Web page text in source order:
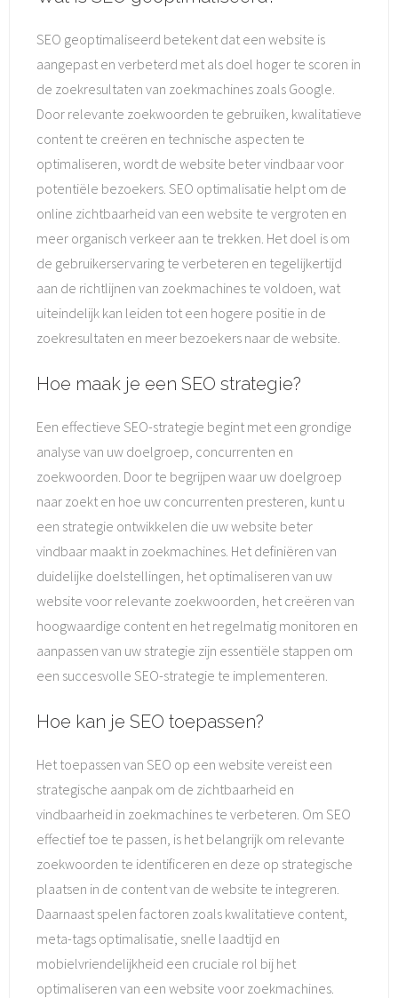
SEO geoptimaliseerd betekent dat een website is
aangepast en verbeterd met als doel hoger te scoren in
de zoekresultaten van zoekmachines zoals Google.
Door relevante zoekwoorden te gebruiken, kwalitatieve
content te creëren en technische aspecten te
optimaliseren, wordt de website beter vindbaar voor
potentiële bezoekers. SEO optimalisatie helpt om de
online zichtbaarheid van een website te vergroten en
meer organisch verkeer aan te trekken. Het doel is om
de gebruikerservaring te verbeteren en tegelijkertijd
aan de richtlijnen van zoekmachines te voldoen, wat
uiteindelijk kan leiden tot een hogere positie in de
zoekresultaten en meer bezoekers naar de website.
Hoe maak je een SEO strategie?
Een effectieve SEO-strategie begint met een grondige
analyse van uw doelgroep, concurrenten en
zoekwoorden. Door te begrijpen waar uw doelgroep
naar zoekt en hoe uw concurrenten presteren, kunt u
een strategie ontwikkelen die uw website beter
vindbaar maakt in zoekmachines. Het definiëren van
duidelijke doelstellingen, het optimaliseren van uw
website voor relevante zoekwoorden, het creëren van
hoogwaardige content en het regelmatig monitoren en
aanpassen van uw strategie zijn essentiële stappen om
een succesvolle SEO-strategie te implementeren.
Hoe kan je SEO toepassen?
Het toepassen van SEO op een website vereist een
strategische aanpak om de zichtbaarheid en
vindbaarheid in zoekmachines te verbeteren. Om SEO
effectief toe te passen, is het belangrijk om relevante
zoekwoorden te identificeren en deze op strategische
plaatsen in de content van de website te integreren.
Daarnaast spelen factoren zoals kwalitatieve content,
meta-tags optimalisatie, snelle laadtijd en
mobielvriendelijkheid een cruciale rol bij het
optimaliseren van een website voor zoekmachines.